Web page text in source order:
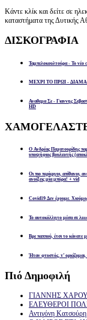
Κάντε κλίκ και δείτε σε
καταστήματα της Δυτικής
ΔΙΣΚΟΓΡΑΦΙΑ
Ταμπελοκουλτούρα - Το
ΜΕΧΡΙ ΤΟ ΠΡΩΙ -
Αναθεμα Σε - Γιαννης
HD
Ο Ανδρέας Παχατουρίδης
υποψήφιος βουλευτής
Οι πιο περίεργοι, απίθανοι,
ανοίξεις μία μπύρα! + vid
Covid19 Δεν έχουμε.
Το αυτοκόλλητο μέσα σε
Βρε παππού, έτσι το κάνατε
Ήταν φτυστός, τ’
Πιό Δημοφιλή
ΓΙΑΝΝΗΣ
ΕΛΕΥΘΕΡΟΙ
Αντιγόνη